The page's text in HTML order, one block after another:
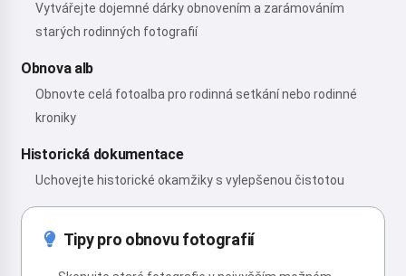
Vytvářejte dojemné dárky obnovením a zarámováním
starých rodinných fotografií
Obnova alb
Obnovte celá fotoalba pro rodinná setkání nebo rodinné
kroniky
Historická dokumentace
Uchovejte historické okamžiky s vylepšenou čistotou
Tipy pro obnovu fotografií